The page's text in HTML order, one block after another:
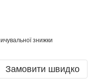
знижки
Замовити швидко